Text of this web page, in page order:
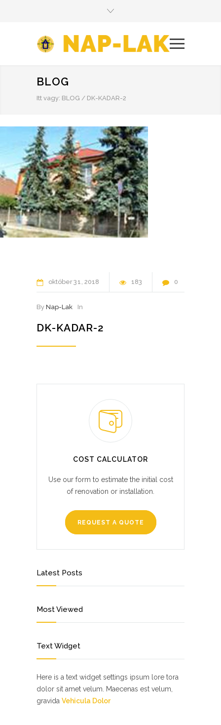
BLOG
Itt vagy: BLOG / DK-KADAR-2
október31 2018 183 0
By Nap-Lak In
DK-KADAR-2
COST CALCULATOR
Use our form to estimate the initial cost
of renovation or installation.
REQUEST A QUOTE
Latest Posts
Most Viewed
Text Widget
Here is a text widget settings ipsum lore tora
dolor sit amet velum. Maecenas est velum,
gravida Vehicula Dolor